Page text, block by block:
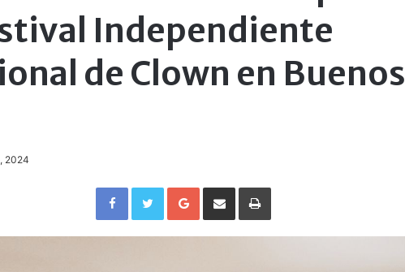
Independiente
de Clown en Buenos
2024
FacebookTwitterGoogle+Compartir por correo electrónicoImprimir